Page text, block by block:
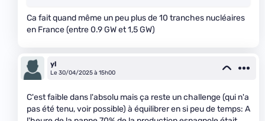
Ca fait quand même un peu plus de 10 tranches nucléaires
en France (entre 0.9 GW et 1,5 GW)
yl
Le 30/04/2025 à 15h00
C'est faible dans l'absolu mais ça reste un challenge (qui n'a
pas été tenu, voir possible) à équilibrer en si peu de temps: A